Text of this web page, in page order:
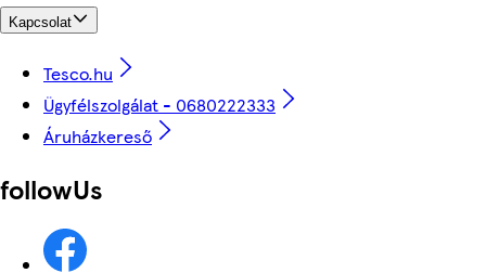
Kapcsolat
Tesco.hu
Ügyfélszolgálat - 0680222333
Áruházkereső
followUs